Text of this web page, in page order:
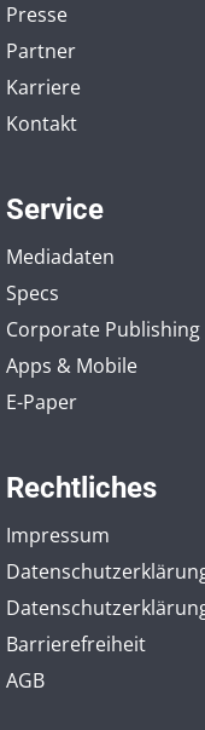
Presse
Partner
Karriere
Kontakt
Service
Mediadaten
Specs
Corporate Publishing
Apps & Mobile
E-Paper
Rechtliches
Impressum
Barrierefreiheit
AGB